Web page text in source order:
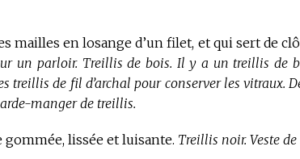
mailles en losange d’un filet, et qui sert de
un parloir. Treillis de bois. Il y a un treillis de
treillis de fil d’archal pour conserver les vitraux.
manger de treillis.
lissée et luisante. Treillis noir. Veste